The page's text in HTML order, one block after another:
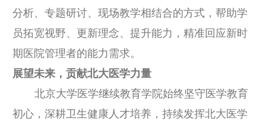
分析、专题研讨、现场教学相结合的方式，帮助学
员拓宽视野、更新理念、提升能力，精准回应新时
期医院管理者的能力需求。
展望未来，贡献北大医学力量
北京大学医学继续教育学院始终坚守医学教育
初心，深耕卫生健康人才培养，持续发挥北大医学